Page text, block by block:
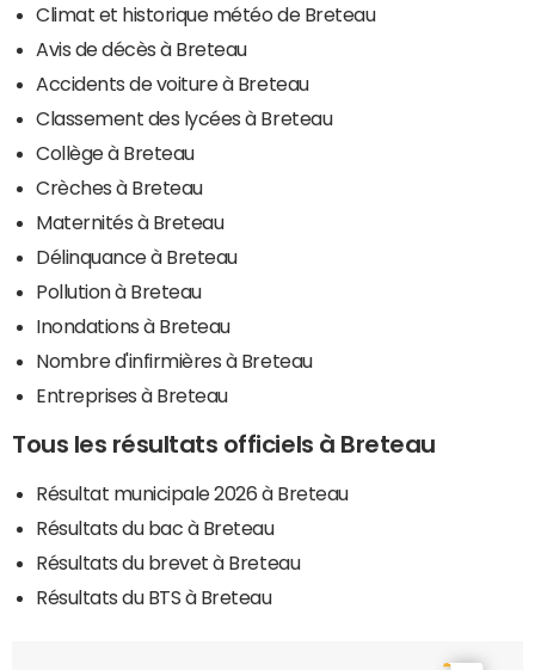
Climat et historique météo de Breteau
Avis de décès à Breteau
Accidents de voiture à Breteau
Classement des lycées à Breteau
Collège à Breteau
Crèches à Breteau
Maternités à Breteau
Délinquance à Breteau
Pollution à Breteau
Inondations à Breteau
Nombre d'infirmières à Breteau
Entreprises à Breteau
Tous les résultats officiels à Breteau
Résultat municipale 2026 à Breteau
Résultats du bac à Breteau
Résultats du brevet à Breteau
Résultats du BTS à Breteau